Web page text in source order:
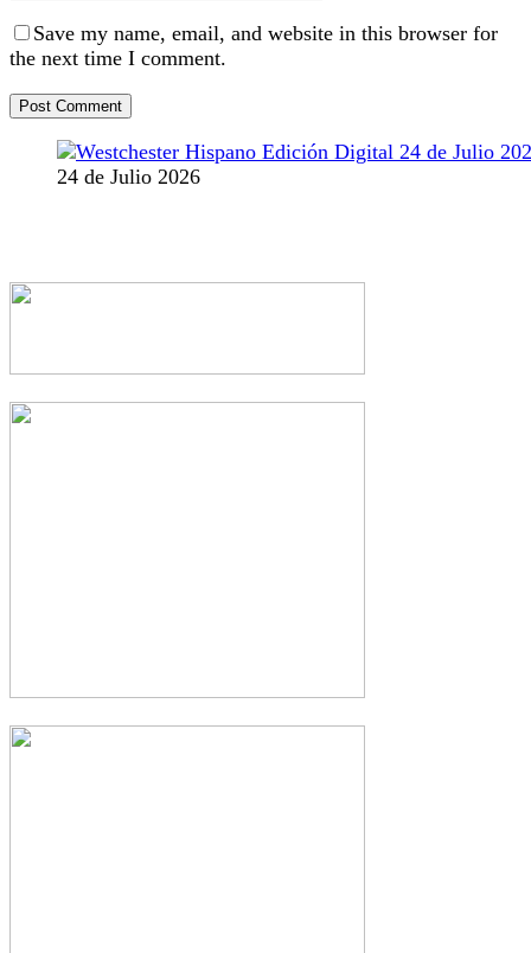
Save my name, email, and website in this browser for
the next time I comment.
24 de Julio 2026